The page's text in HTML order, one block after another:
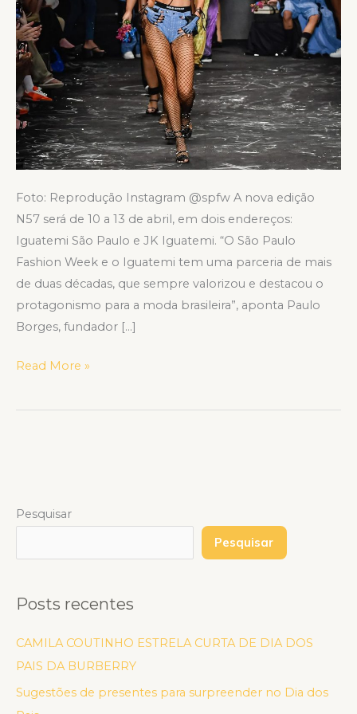
Foto: Reprodução Instagram @spfw A nova edição
N57 será de 10 a 13 de abril, em dois endereços:
Iguatemi São Paulo e JK Iguatemi. “O São Paulo
Fashion Week e o Iguatemi tem uma parceria de mais
de duas décadas, que sempre valorizou e destacou o
protagonismo para a moda brasileira”, aponta Paulo
Borges, fundador […]
Read More »
Pesquisar
Pesquisar
Posts recentes
CAMILA COUTINHO ESTRELA CURTA DE DIA DOS
PAIS DA BURBERRY
Sugestões de presentes para surpreender no Dia dos